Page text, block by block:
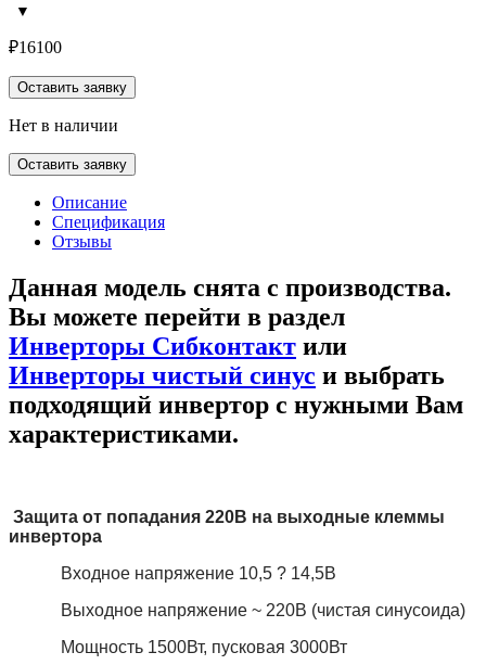
₽16100
Оставить заявку
Нет в наличии
Оставить заявку
Описание
Спецификация
Отзывы
Данная модель снята с производства.
Вы можете перейти в раздел
Инверторы Сибконтакт или
Инверторы чистый синус и выбрать
подходящий инвертор с нужными Вам
характеристиками.
Защита от попадания 220В на выходные клеммы
инвертора
Входное напряжение 10,5 ? 14,5В
Выходное напряжение ~ 220В (чистая синусоида)
Мощность 1500Вт, пусковая 3000Вт